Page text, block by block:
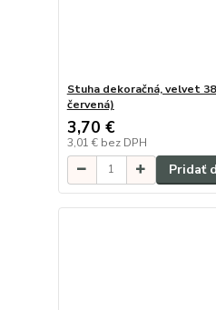
Stuha dekoračná, velvet
červená)
3,70 €
3,01 € bez DPH
Pridať